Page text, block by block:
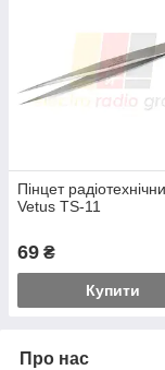
Пінцет
Vetus TS-11
69 ₴
Купити
Про нас